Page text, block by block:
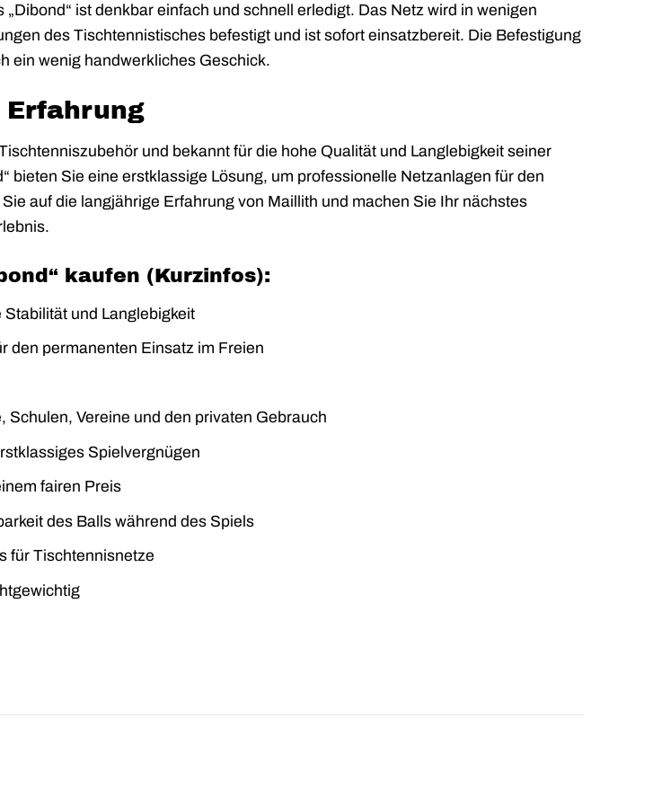
ist denkbar einfach und schnell erledigt. Das Netz wird in wenigen
des Tischtennistisches befestigt und ist sofort einsatzbereit. Die Befestigung
ein wenig handwerkliches Geschick.
und bekannt für die hohe Qualität und Langlebigkeit seiner
bieten Sie eine erstklassige Lösung, um professionelle Netzanlagen für den
auf die langjährige Erfahrung von Maillith und machen Sie Ihr nächstes
kaufen (Kurzinfos):
und Langlebigkeit
den permanenten Einsatz im Freien
Vereine und den privaten Gebrauch
Spielvergnügen
fairen Preis
des Balls während des Spiels
für Tischtennisnetze